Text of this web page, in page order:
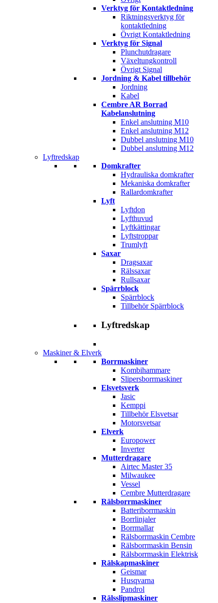
Verktyg för Kontaktledning
Riktningsverktyg för
kontaktledning
Övrigt Kontaktledning
Verktyg för Signal
Plunchutdragare
Växeltungkontroll
Övrigt Signal
Jordning & Kabel tillbehör
Jordning
Kabel
Cembre AR Borrad
Kabelanslutning
Enkel anslutning M10
Enkel anslutning M12
Dubbel anslutning M10
Dubbel anslutning M12
Lyftredskap
Domkrafter
Hydrauliska domkrafter
Mekaniska domkrafter
Rallardomkrafter
Lyft
Lyftdon
Lyfthuvud
Lyftkättingar
Lyftstroppar
Trumlyft
Saxar
Dragsaxar
Rälssaxar
Rullsaxar
Spärrblock
Spärrblock
Tillbehör Spärrblock
Lyftredskap
Maskiner & Elverk
Borrmaskiner
Kombihammare
Slipersborrmaskiner
Elsvetsverk
Jasic
Kemppi
Tillbehör Elsvetsar
Motorsvetsar
Elverk
Europower
Inverter
Mutterdragare
Airtec Master 35
Milwaukee
Vessel
Cembre Mutterdragare
Rälsborrmaskiner
Batteriborrmaskin
Borrlinjaler
Borrmallar
Rälsborrmaskin Cembre
Rälsborrmaskin Bensin
Rälsborrmaskin Elektrisk
Rälskapmaskiner
Geismar
Husqvarna
Pandrol
Rälsslipmaskiner